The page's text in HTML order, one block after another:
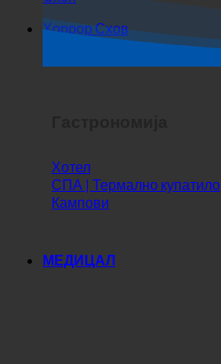
Схоп
Хоррор Схов
Хотел
СПА | Термално купатило
Кампови
МЕДИЦАЛ